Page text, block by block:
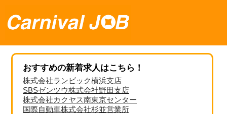
おすすめの新着求人はこちら！
株式会社ランビック横浜支店
SBSゼンツウ株式会社野田支店
株式会社カクヤス南東京センター
国際自動車株式会社杉並営業所